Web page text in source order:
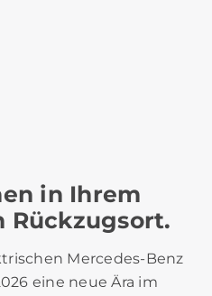
in Ihrem
Rückzugsort.
Mercedes‑Benz
eine neue Ära im